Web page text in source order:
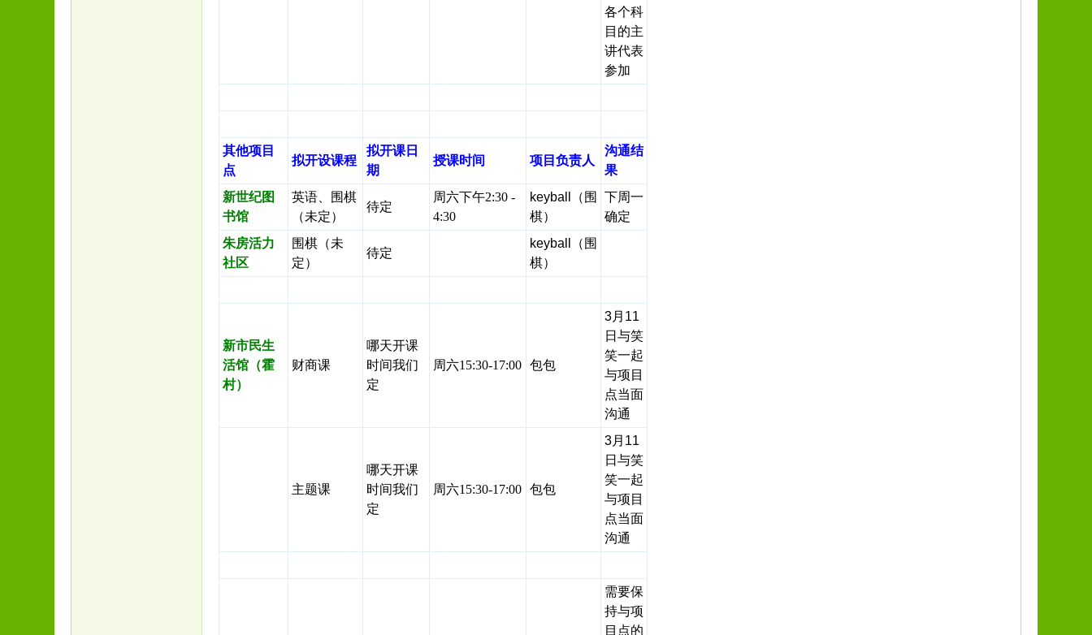
各个科
目的主
讲代表
参加
其他项目
点
拟开设课程
拟开课日
期
授课时间 项目负责人
沟通结
果
新世纪图
书馆
英语、围棋
（未定）
待定
周六下午2:30 -
4:30
keyball（围
棋）
下周一
确定
朱房活力
社区
围棋（未
定）
待定
keyball（围
棋）
新市民生
活馆（霍
村）
财商课
哪天开课
时间我们
定
周六15:30-17:00 包包
3月11
日与笑
笑一起
与项目
点当面
沟通
主题课
哪天开课
时间我们
定
周六15:30-17:00 包包
3月11
日与笑
笑一起
与项目
点当面
沟通
需要保
持与项
目点的